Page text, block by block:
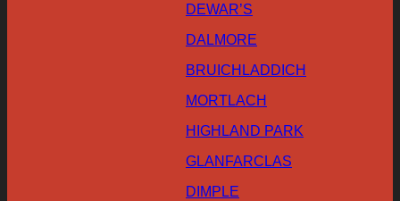
DEWAR’S
DALMORE
BRUICHLADDICH
MORTLACH
HIGHLAND PARK
GLANFARCLAS
DIMPLE